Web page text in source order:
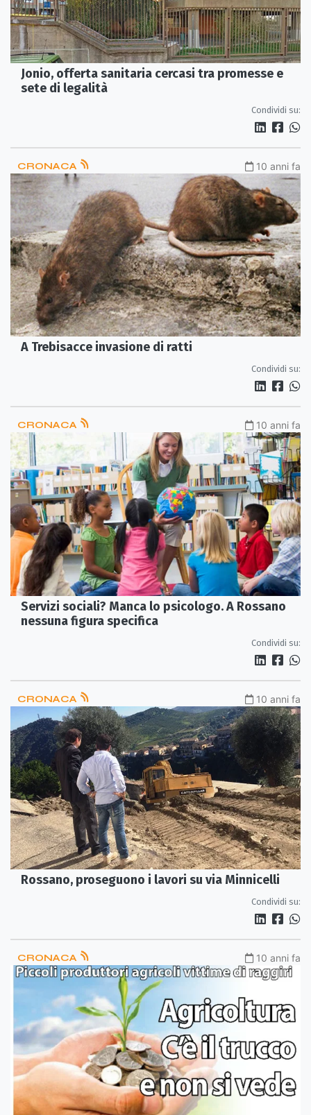
Jonio, offerta sanitaria cercasi tra promesse e
sete di legalità
Condividi su:
CRONACA 10 anni fa
A Trebisacce invasione di ratti
Condividi su:
CRONACA 10 anni fa
Servizi sociali? Manca lo psicologo. A Rossano
nessuna figura specifica
Condividi su:
CRONACA 10 anni fa
Rossano, proseguono i lavori su via Minnicelli
Condividi su:
CRONACA 10 anni fa